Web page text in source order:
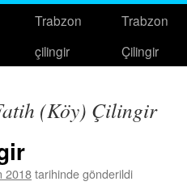
Trabzon
çilingir
Trabzon
Çilingir
(Köy) Çilingir
2018tarihinde gönderildi